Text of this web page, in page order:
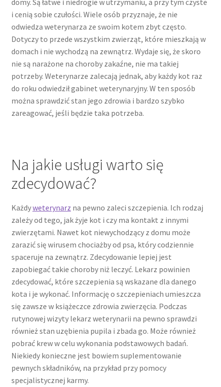
domy. Są łatwe i niedrogie w utrzymaniu, a przy tym czyste
i cenią sobie czułości. Wiele osób przyznaje, że nie
odwiedza weterynarza ze swoim kotem zbyt często.
Dotyczy to przede wszystkim zwierząt, które mieszkają w
domach i nie wychodzą na zewnątrz. Wydaje się, że skoro
nie są narażone na choroby zakaźne, nie ma takiej
potrzeby. Weterynarze zalecają jednak, aby każdy kot raz
do roku odwiedził gabinet weterynaryjny. W ten sposób
można sprawdzić stan jego zdrowia i bardzo szybko
zareagować, jeśli będzie taka potrzeba.
Na jakie usługi warto się
zdecydować?
Każdyweterynarz na pewno zaleci szczepienia. Ich rodzaj
zależy od tego, jak żyje kot i czy ma kontakt z innymi
zwierzętami. Nawet kot niewychodzący z domu może
zarazić się wirusem chociażby od psa, który codziennie
spaceruje na zewnątrz. Zdecydowanie lepiej jest
zapobiegać takie choroby niż leczyć. Lekarz powinien
zdecydować, które szczepienia są wskazane dla danego
kota i je wykonać. Informację o szczepieniach umieszcza
się zawsze w książeczce zdrowia zwierzęcia. Podczas
rutynowej wizyty lekarz weterynarii na pewno sprawdzi
również stan uzębienia pupila i zbada go. Może również
pobrać krew w celu wykonania podstawowych badań.
Niekiedy konieczne jest bowiem suplementowanie
pewnych składników, na przykład przy pomocy
specjalistycznej karmy.